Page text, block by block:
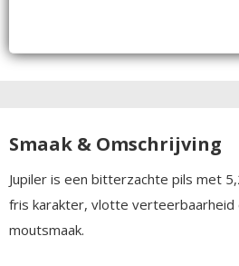
Smaak & Omschrijving
Jupiler is een bitterzachte pils met
fris karakter, vlotte verteerbaarheid
moutsmaak.